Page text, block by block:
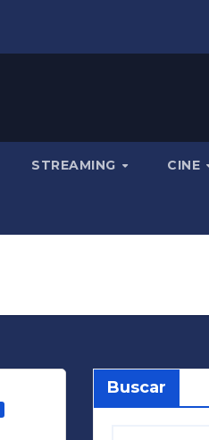
STREAMING CINE
Buscar